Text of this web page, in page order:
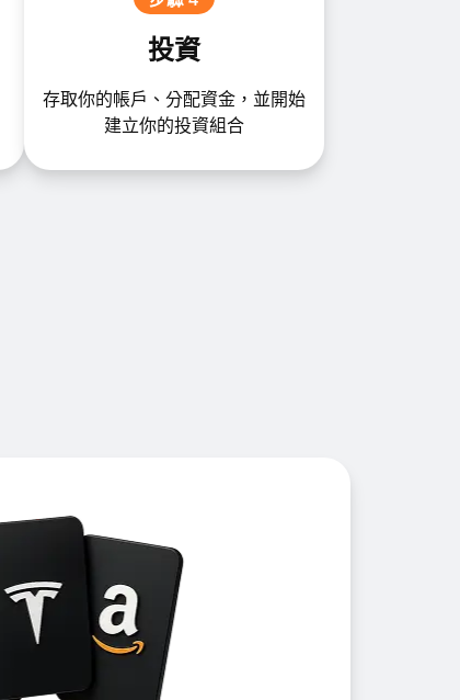
投資
存取你的帳戶、分配資金，並開始
建立你的投資組合